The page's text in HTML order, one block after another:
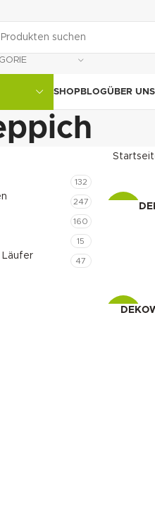
SHOPBLOGÜBER UNS
132
247
160
15
Läufer 47
-16%